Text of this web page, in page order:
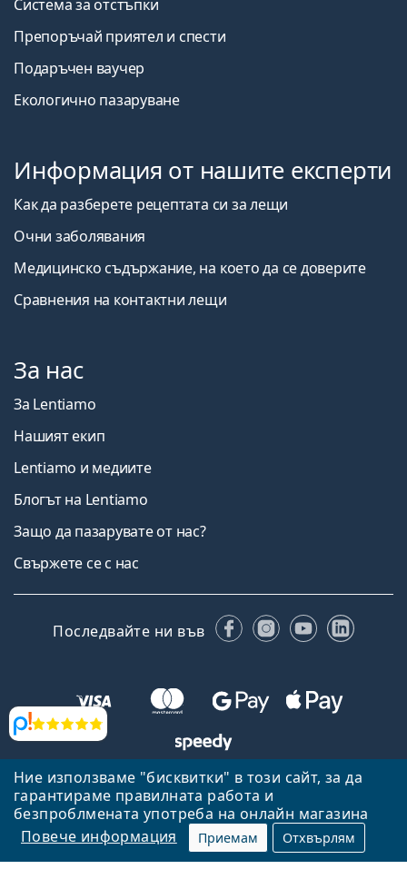
Ние използваме "бисквитки" в този сайт, за да
гарантираме правилната работа и
безпроблмената употреба на онлайн магазина
Повече информация
Приемам Отхвърлям
Прегледи
Система за отстъпки
Препоръчай приятел и спести
Подаръчен ваучер
Екологично пазаруване
Информация от нашите експерти
Как да разберете рецептата си за лещи
Очни заболявания
Медицинско съдържание, на което да се доверите
Сравнения на контактни лещи
За нас
За Lentiamo
Нашият екип
Lentiamo и медиите
Блогът на Lentiamo
Защо да пазарувате от нас?
Свържете се с нас
Последвайте ни във FacebookInstagram
YouTube
Назад към началната страница
Нагоре
Lentiamo.bg е собственост и се управлява от Lentiamo s.r.o.,
Република Чехия
Тук сме за вас в продължение на 18 години.